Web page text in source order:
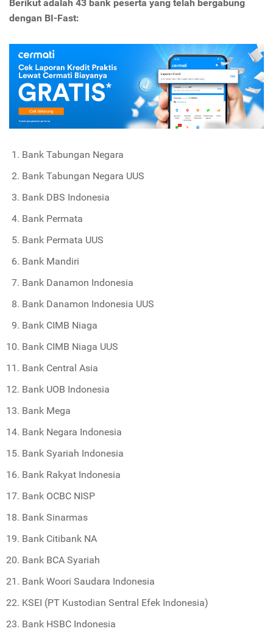
Berikut adalah 43 bank peserta yang telah bergabung
dengan BI-Fast:
Bank Tabungan Negara
Bank Tabungan Negara UUS
Bank DBS Indonesia
Bank Permata
Bank Permata UUS
Bank Mandiri
Bank Danamon Indonesia
Bank Danamon Indonesia UUS
Bank CIMB Niaga
Bank CIMB Niaga UUS
Bank Central Asia
Bank UOB Indonesia
Bank Mega
Bank Negara Indonesia
Bank Syariah Indonesia
Bank Rakyat Indonesia
Bank OCBC NISP
Bank Sinarmas
Bank Citibank NA
Bank BCA Syariah
Bank Woori Saudara Indonesia
KSEI (PT Kustodian Sentral Efek Indonesia)
Bank HSBC Indonesia